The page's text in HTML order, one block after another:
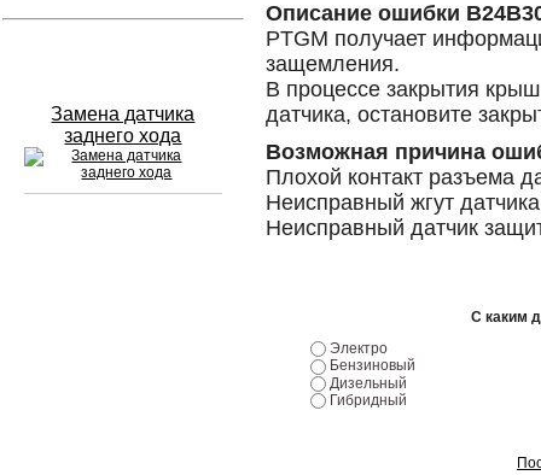
Замена датчика
заднего хода
Описание ошибки
PTGM получает
защемления.
В процессе закрытия
датчика, остановите
Возможная причина
Плохой контакт разъема
Неисправный жгут
Неисправный датчик
С каким
Электро
Бензиновый
Дизельный
Гибридный